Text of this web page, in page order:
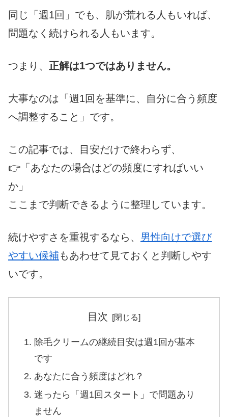
同じ「週1回」でも、肌が荒れる人もいれば、
問題なく続けられる人もいます。
つまり、 正解は1つではありません。
大事なのは「週1回を基準に、自分に合う頻度
へ調整すること」です。
この記事では、目安だけで終わらず、
👉「あなたの場合はどの頻度にすればいい
か」
ここまで判断できるように整理しています。
続けやすさを重視するなら、 男性向けで選び
やすい候補もあわせて見ておくと判断しやす
いです。
目次
除毛クリームの継続目安は週1回が基本
です
あなたに合う頻度はどれ？
迷ったら「週1回スタート」で問題あり
ません